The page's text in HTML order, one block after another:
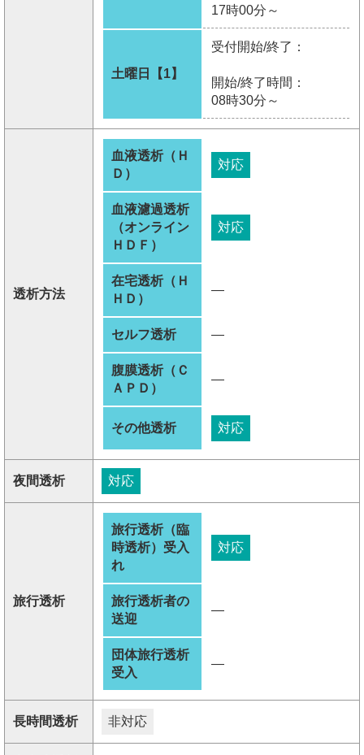
17時00分～
土曜日【1】
受付開始/終了：
開始/終了時間：
08時30分～
透析方法
血液透析（Ｈ
Ｄ）
対応
血液濾過透析
（オンライン
ＨＤＦ）
対応
在宅透析（Ｈ
ＨＤ）
―
セルフ透析 ―
腹膜透析（Ｃ
ＡＰＤ）
―
その他透析 対応
夜間透析 対応
旅行透析
旅行透析（臨
時透析）受入
れ
対応
旅行透析者の
送迎
―
団体旅行透析
受入
―
長時間透析 非対応